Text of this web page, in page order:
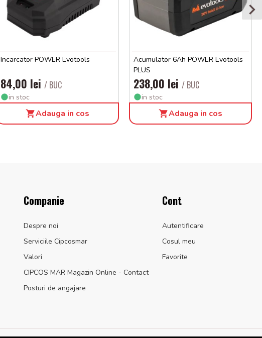
Incarcator POWER Evotools
84,00 lei / BUC
in stoc
Adauga in cos
Acumulator 6Ah POWER Evotools
PLUS
238,00 lei / BUC
in stoc
Adauga in cos
Companie
Despre noi
Serviciile Cipcosmar
Valori
CIPCOS MAR Magazin Online - Contact
Posturi de angajare
Cont
Autentificare
Cosul meu
Favorite